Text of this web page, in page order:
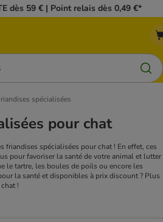
dès 59 € | Point relais dès 0,49 €*
spécialisées
pour chat
friandises spécialisées pour chat ! En effet, ces
pour favoriser la santé de votre animal et lutter
le tartre, les boules de poils ou encore les
la santé et disponibles à prix discount ? Plus
!